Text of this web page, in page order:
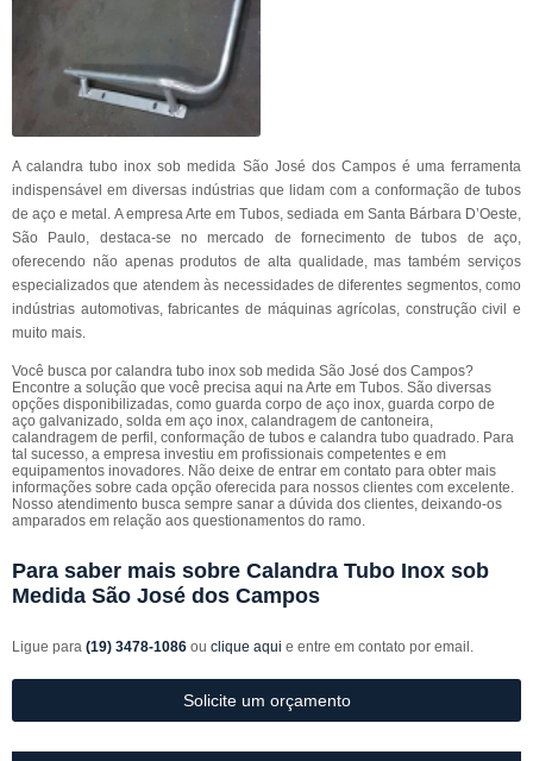
A calandra tubo inox sob medida São José dos Campos é uma ferramenta
indispensável em diversas indústrias que lidam com a conformação de tubos
de aço e metal. A empresa Arte em Tubos, sediada em Santa Bárbara D’Oeste,
São Paulo, destaca-se no mercado de fornecimento de tubos de aço,
oferecendo não apenas produtos de alta qualidade, mas também serviços
especializados que atendem às necessidades de diferentes segmentos, como
indústrias automotivas, fabricantes de máquinas agrícolas, construção civil e
muito mais.
Você busca por calandra tubo inox sob medida São José dos Campos?
Encontre a solução que você precisa aqui na Arte em Tubos. São diversas
opções disponibilizadas, como guarda corpo de aço inox, guarda corpo de
aço galvanizado, solda em aço inox, calandragem de cantoneira,
calandragem de perfil, conformação de tubos e calandra tubo quadrado. Para
tal sucesso, a empresa investiu em profissionais competentes e em
equipamentos inovadores. Não deixe de entrar em contato para obter mais
informações sobre cada opção oferecida para nossos clientes com excelente.
Nosso atendimento busca sempre sanar a dúvida dos clientes, deixando-os
amparados em relação aos questionamentos do ramo.
Para saber mais sobre Calandra Tubo Inox sob
Medida São José dos Campos
Ligue para (19) 3478-1086 ou clique aqui e entre em contato por email.
Solicite um orçamento